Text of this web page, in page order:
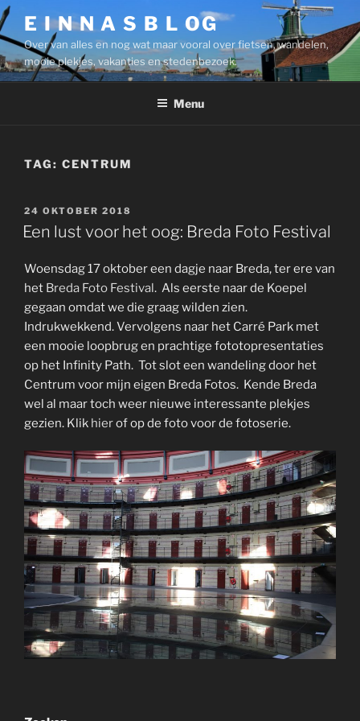
Ga
naar
de
inhoud
E I N N A S B L OG
Over van alles en nog wat maar vooral over fietsen, wandelen,
mooie plekjes, vakanties en stedenbezoek.
Menu
TAG: CENTRUM
GEPLAATST
OP
24 OKTOBER 2018
Een lust voor het oog: Breda Foto Festival
Woensdag 17 oktober een dagje naar Breda, ter ere van
het Breda Foto Festival. Als eerste naar de Koepel
gegaan omdat we die graag wilden zien.
Indrukwekkend. Vervolgens naar het Carré Park met
een mooie loopbrug en prachtige fototopresentaties
op het Infinity Path. Tot slot een wandeling door het
Centrum voor mijn eigen Breda Fotos. Kende Breda
wel al maar toch weer nieuwe interessante plekjes
gezien. Klik hierof op de foto voor de fotoserie.